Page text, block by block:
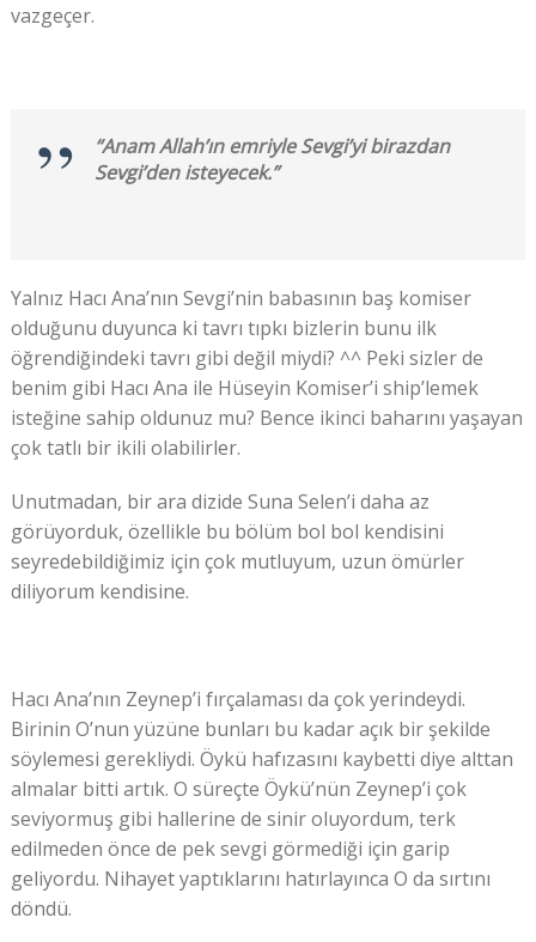
vazgeçer.
“Anam Allah’ın emriyle Sevgi’yi birazdan
Sevgi’den isteyecek.”
Yalnız Hacı Ana’nın Sevgi’nin babasının baş komiser
olduğunu duyunca ki tavrı tıpkı bizlerin bunu ilk
öğrendiğindeki tavrı gibi değil miydi? ^^ Peki sizler de
benim gibi Hacı Ana ile Hüseyin Komiser’i ship’lemek
isteğine sahip oldunuz mu? Bence ikinci baharını yaşayan
çok tatlı bir ikili olabilirler.
Unutmadan, bir ara dizide Suna Selen’i daha az
görüyorduk, özellikle bu bölüm bol bol kendisini
seyredebildiğimiz için çok mutluyum, uzun ömürler
diliyorum kendisine.
Hacı Ana’nın Zeynep’i fırçalaması da çok yerindeydi.
Birinin O’nun yüzüne bunları bu kadar açık bir şekilde
söylemesi gerekliydi. Öykü hafızasını kaybetti diye alttan
almalar bitti artık. O süreçte Öykü’nün Zeynep’i çok
seviyormuş gibi hallerine de sinir oluyordum, terk
edilmeden önce de pek sevgi görmediği için garip
geliyordu. Nihayet yaptıklarını hatırlayınca O da sırtını
döndü.